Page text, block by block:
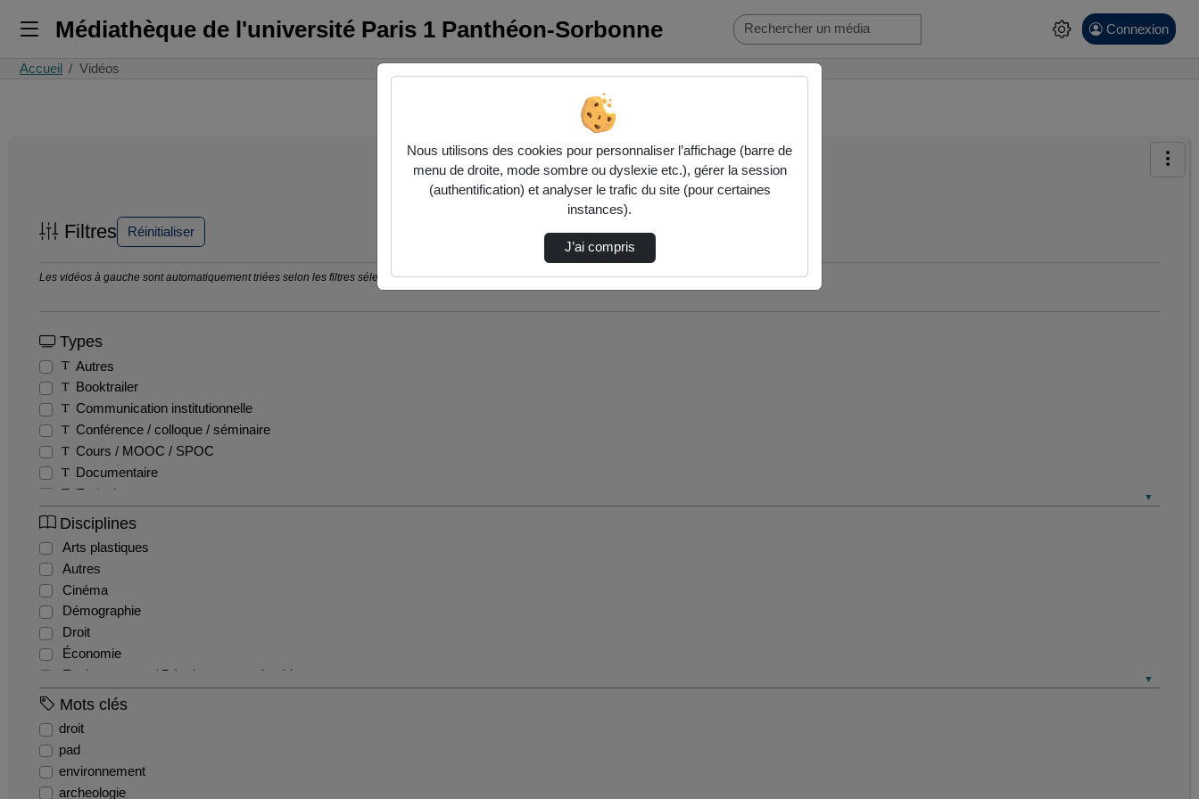
Médiathèque de l'université Paris 1 Panthéon-Sorbonne Connexion
Accueil Vidéos
Filtres Réinitialiser
Les vidéos à gauche sont automatiquement triées selon les filtres sélectionnés ci-dessous. Consultez les options pour ajuster les résultats.
Types
Autres
Booktrailer
Communication institutionnelle
Conférence / colloque / séminaire
Cours / MOOC / SPOC
Documentaire
Emission
Entretien / Témoignage / Retour d'expérience
Fiction
Film pédagogique
Reportage
Disciplines
Arts plastiques
Autres
Cinéma
Démographie
Droit
Économie
Environnement / Développement durable
EPS
Histoire
Mots clés
droit
pad
environnement
archeologie
Nous utilisons des cookies pour personnaliser l’affichage (barre de
menu de droite, mode sombre ou dyslexie etc.), gérer la session
(authentification) et analyser le trafic du site (pour certaines
instances).
J’ai compris